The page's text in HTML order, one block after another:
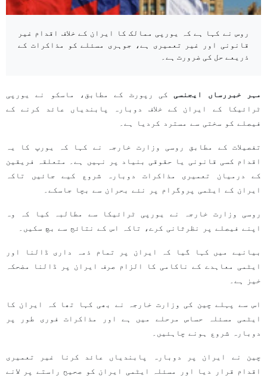
روس نے کہا ہے کہ یورپی ممالک کا ایران کے خلاف اقدام غیر
قانونی اور غیر تعمیری ہے، جوہری مسئلے کو مذاکرات کے
ذریعے حل کی ضرورت ہے۔
مہر خبررساں ایجنسی کی رپورٹ کے مطابق، ماسکو نے یورپی
ٹرائیکا کے ایران کے خلاف دوبارہ پابندیاں عائد کرنے کے
فیصلے کو سختی سے مسترد کردیا ہے۔
تفصیلات کے مطابق روسی وزارت خارجہ نے کہا کہ یورپ کا یہ
اقدام کسی قانونی یا حقوقی بنیاد پر نہیں ہے۔ متعلقہ فریقین
کے درمیان تعمیری مذاکرات دوبارہ شروع کیے جائیں تاکہ
ایران کے ایٹمی پروگرام پر نئے بحران سے بچا جاسکے۔
روسی وزارت خارجہ نے یورپی ٹرائیکا سے مطالبہ کیا کہ وہ
اپنے فیصلے پر نظرثانی کرے، تاکہ اس کے نتائج سے بچ سکیں۔
بیانیے میں کہا گیا کہ ایران پر تمام ذمہ داری ڈالنا اور
ایٹمی معاہدے کے ناکامی کا الزام صرف ایران پر ڈالنا مضحکہ
خیز ہے۔
اس سے پہلے چین کی وزارت خارجہ نے بھی کہا تھا کہ ایران کا
ایٹمی مسئلہ حساس مرحلے میں ہے اور مذاکرات فوری طور پر
دوبارہ شروع ہونے چاہئیں۔
چین نے ایران پر دوبارہ پابندیاں عائد کرنا غیر تعمیری
اقدام قرار دیا اور مسئلہ ایٹمی ایران کو صحیح راستے پر لانے